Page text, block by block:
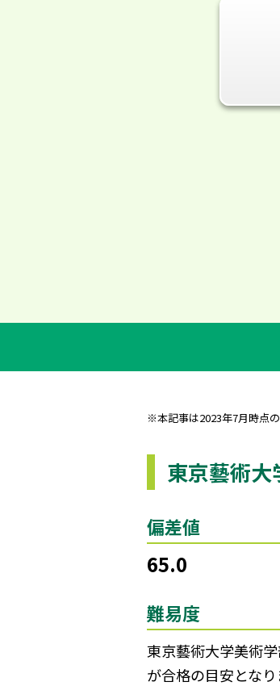
※本記事は2023年7月時点
東京藝術
偏差値
65.0
難易度
東京藝術大学美術
が合格の目安とな